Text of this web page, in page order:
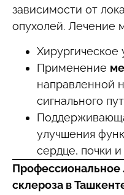
зависимости от
опухолей. Лечение
Хирургическое
Применение
направленной
сигнального
улучшения
сердце, почки и
Профессиональное
склероза в